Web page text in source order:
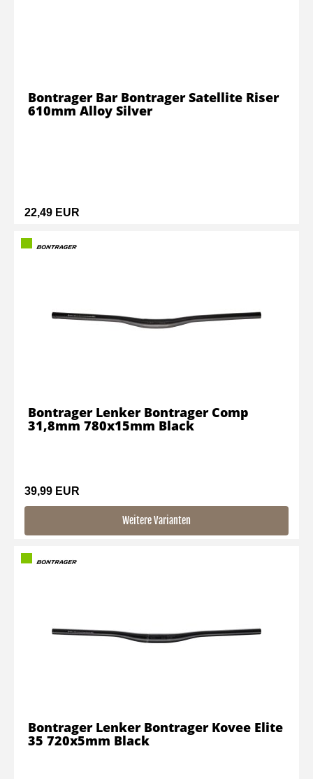
22,49 EUR
Bontrager Bar Bontrager Satellite Riser
610mm Alloy Silver
39,99 EUR
Weitere Varianten
Bontrager Lenker Bontrager Comp
31,8mm 780x15mm Black
Bontrager Lenker Bontrager Kovee Elite
35 720x5mm Black